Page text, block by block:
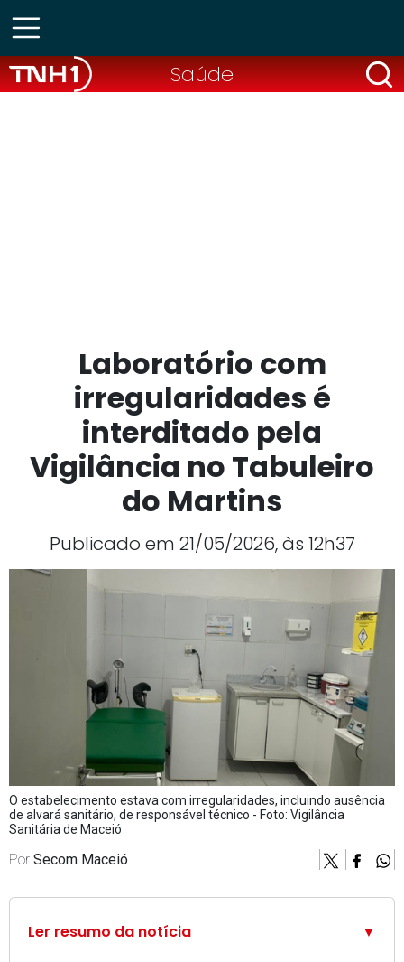
Saúde
Laboratório com
irregularidades é
interditado pela
Vigilância no Tabuleiro
do Martins
Publicado em 21/05/2026, às 12h37
O estabelecimento estava com irregularidades, incluindo ausência
de alvará sanitário, de responsável técnico - Foto: Vigilância
Sanitária de Maceió
Por Secom Maceió
Ler resumo da notícia ▼